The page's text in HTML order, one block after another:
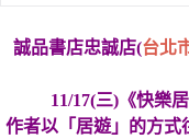
誠品書店忠誠店(台北
11/17(三)《快樂
作者以「居遊」的方式